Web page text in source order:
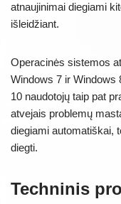
atnaujinimai diegiami
išleidžiant.
Operacinės sistemos
Windows 7 ir Windows
10 naudotojų taip pat
atvejais problemų
diegiami automatiškai,
diegti.
Techninis